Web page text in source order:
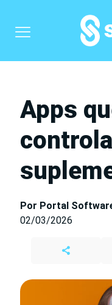
Apps
Por Portal
02/03/2026